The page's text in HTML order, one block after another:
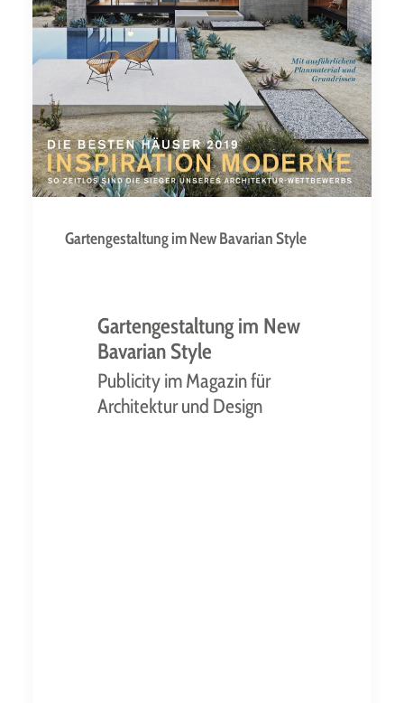
Gartengestaltung im New Bavarian Style
Gartengestaltung im New
Bavarian Style
Publicity im Magazin für
Architektur und Design